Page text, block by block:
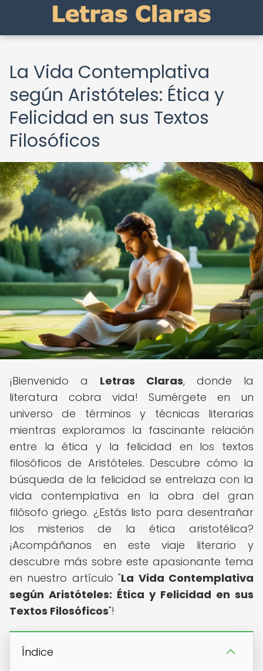
La Vida Contemplativa
según Aristóteles: Ética y
Felicidad en sus Textos
Filosóficos
¡Bienvenido a Letras Claras, donde la
literatura cobra vida! Sumérgete en un
universo de términos y técnicas literarias
mientras exploramos la fascinante relación
entre la ética y la felicidad en los textos
filosóficos de Aristóteles. Descubre cómo la
búsqueda de la felicidad se entrelaza con la
vida contemplativa en la obra del gran
filósofo griego. ¿Estás listo para desentrañar
los misterios de la ética aristotélica?
¡Acompáñanos en este viaje literario y
descubre más sobre este apasionante tema
en nuestro artículo "La Vida Contemplativa
según Aristóteles: Ética y Felicidad en sus
Textos Filosóficos"!
Índice